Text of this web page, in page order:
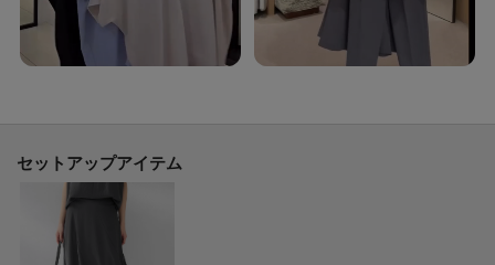
接触冷感、イージーケア、UVカット、遮熱、はっ水（水をはじきやすい）機
能付き。
長い夏、暑い秋に対応できる細番手のポリエステルジョーゼット。
特殊加工糸をタテ、ヨコに使用し2WAYストレッチでジャージーのような
リラックス感と特殊加工によるシワ感が特徴の素材です。
軽量でさらっとした着心地感もポイント。
接触冷感、イージーケア、UVカット、遮熱、吸水速乾機能付き。
セットアップアイテム